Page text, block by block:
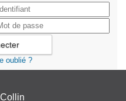
oublié ?